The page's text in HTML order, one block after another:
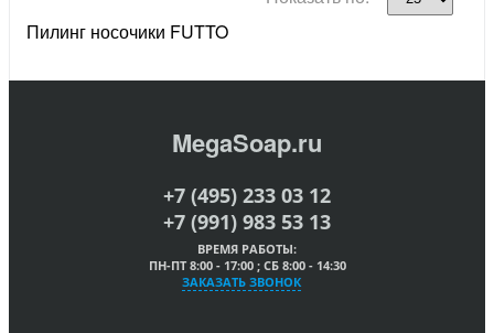
Пилинг носочики FUTTO
MegaSoap.ru
+7 (495) 233 03 12
+7 (991) 983 53 13
ВРЕМЯ РАБОТЫ:
ПН-ПТ 8:00 - 17:00 ; СБ 8:00 - 14:30
ЗАКАЗАТЬ ЗВОНОК